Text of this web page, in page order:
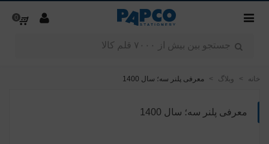
0
خانه > وبلاگ > معرفی پلنر سه؛ سال 1400
معرفی پلنر سه؛ سال 1400